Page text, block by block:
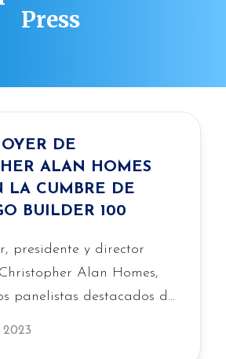
Press
DE
ALAN HOMES
LA CUMBRE DE
BUILDER 100
presidente y director
Alan Homes,
panelistas destacados de
liderazgo Builder 100 de
2023